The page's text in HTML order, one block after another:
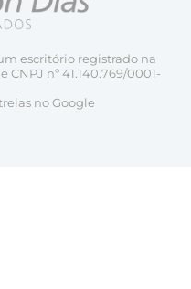
escritório registrado na
CNPJ nº 41.140.769/0001-
no Google